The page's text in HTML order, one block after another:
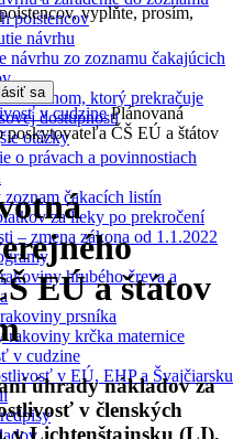
poistencov
návrhu
návrhu zo zoznamu čakajúcich
s termínom, ktorý prekračuje
dostupnosti
otázky
o právach a povinnostiach
čakacích listín
za lieky po prekročení
– zmena zákona od 1.1.2022
hrubého čreva a
prsníka
rakoviny krčka maternice
v cudzine
v EÚ, EHP a Švajčiarsku
vyplňte, prosím,
sa
v cudzine Plánovaná
poskytovateľa ČŠ EÚ a štátov
EÚ a štátov
úhrady nákladov za
v členských
v Lichtenštajnsku (LI),